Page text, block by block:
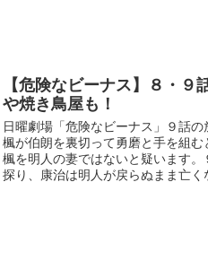
【危険なビーナス】８・
や焼き鳥屋も！
日曜劇場「危険なビーナス」９話の
楓が伯朗を裏切って勇磨と手を組
楓を明人の妻ではないと疑います
探り、康治は明人が戻らぬまま亡く